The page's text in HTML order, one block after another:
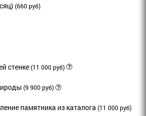
(660 руб)
стенке (11 000 руб)
(9 900 руб)
памятника из каталога (11 000 руб)